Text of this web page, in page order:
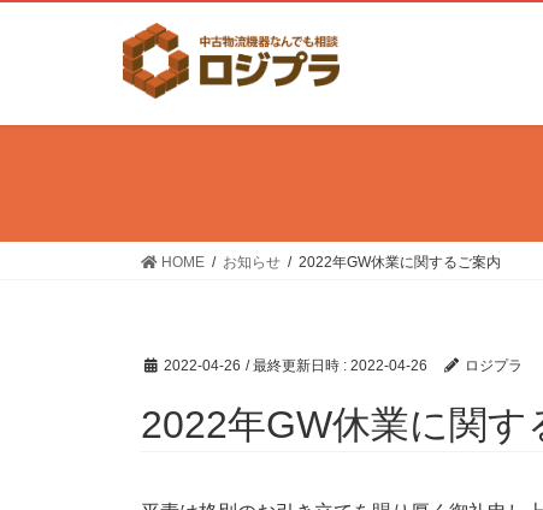
HOME お知らせ 2022年GW休業に関するご案内
2022-04-26 / 最終更新日時 : 2022-04-26 ロジプラ
2022年GW休業に関す